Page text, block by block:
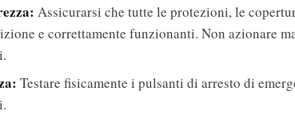
Assicurarsi che tutte le protezioni, le
e correttamente funzionanti. Non azionare
Testare fisicamente i pulsanti di arresto di